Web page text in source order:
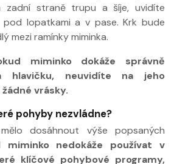
zadní straně trupu a šíje, uvidíte
lopatkami a v pase. Krk bude
mezi ramínky miminka.
miminko dokáže správně
neuvidíte na jeho
vrásky.
pohyby nezvládne?
dosáhnout výše popsaných
miminko nedokáže používat v
klíčové pohybové programy,